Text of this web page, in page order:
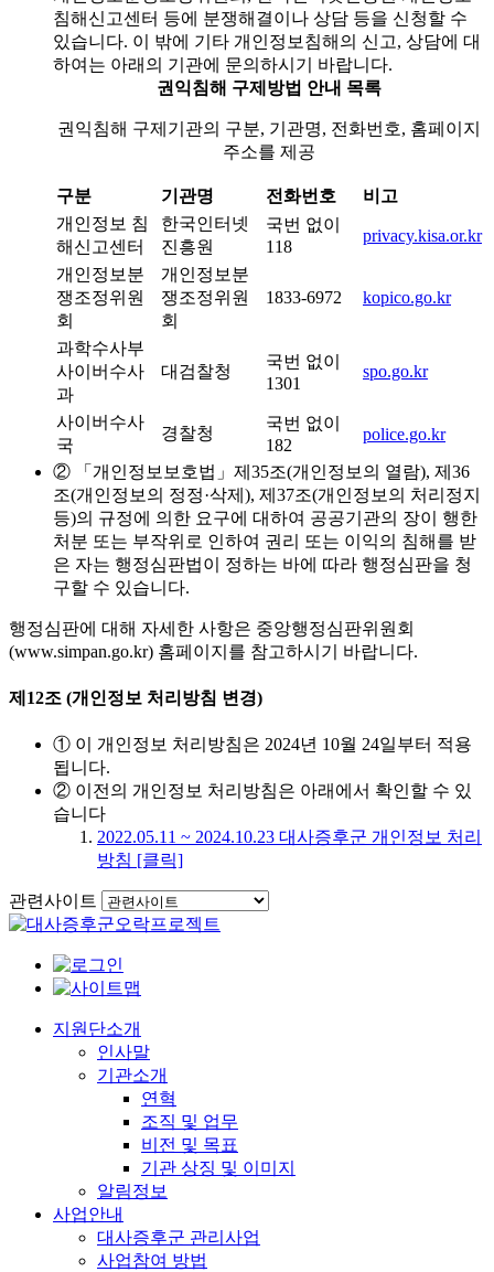
침해신고센터 등에 분쟁해결이나 상담 등을 신청할 수
있습니다. 이 밖에 기타 개인정보침해의 신고, 상담에 대
하여는 아래의 기관에 문의하시기 바랍니다.
권익침해 구제방법 안내 목록
권익침해 구제기관의 구분, 기관명, 전화번호, 홈페이지
주소를 제공
구분 기관명 전화번호
비고
개인정보 침
해신고센터
한국인터넷
진흥원
국번 없이
118
privacy.kisa.or.kr
개인정보분
쟁조정위원
회
개인정보분
쟁조정위원
회
1833-6972 kopico.go.kr
과학수사부
사이버수사
과
대검찰청
국번 없이
1301
spo.go.kr
사이버수사
국
경찰청
국번 없이
182
police.go.kr
② 「개인정보보호법」제35조(개인정보의 열람), 제36
조(개인정보의 정정·삭제), 제37조(개인정보의 처리정지
등)의 규정에 의한 요구에 대하여 공공기관의 장이 행한
처분 또는 부작위로 인하여 권리 또는 이익의 침해를 받
은 자는 행정심판법이 정하는 바에 따라 행정심판을 청
구할 수 있습니다.
행정심판에 대해 자세한 사항은 중앙행정심판위원회
(www.simpan.go.kr) 홈페이지를 참고하시기 바랍니다.
제12조 (개인정보 처리방침 변경)
① 이 개인정보 처리방침은 2024년 10월 24일부터 적용
됩니다.
② 이전의 개인정보 처리방침은 아래에서 확인할 수 있
습니다
2022.05.11 ~ 2024.10.23 대사증후군 개인정보 처리
방침 [클릭]
관련사이트
지원단소개
인사말
기관소개
연혁
조직 및 업무
비전 및 목표
기관 상징 및 이미지
알림정보
사업안내
대사증후군 관리사업
사업참여 방법